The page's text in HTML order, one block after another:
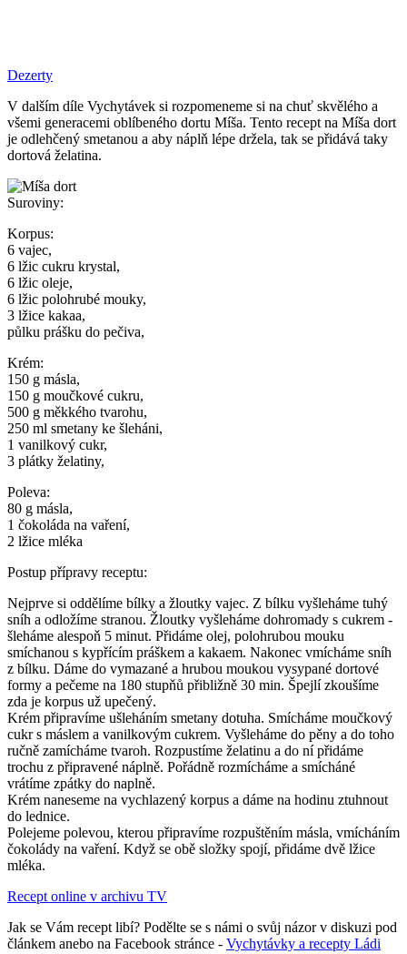
Dezerty
V dalším díle Vychytávek si rozpomeneme si na chuť skvělého a
všemi generacemi oblíbeného dortu Míša. Tento recept na Míša dort
je odlehčený smetanou a aby náplň lépe držela, tak se přidává taky
dortová želatina.
Suroviny:
Korpus:
6 vajec,
6 lžic cukru krystal,
6 lžic oleje,
6 lžic polohrubé mouky,
3 lžice kakaa,
půlku prášku do pečiva,
Krém:
150 g másla,
150 g moučkové cukru,
500 g měkkého tvarohu,
250 ml smetany ke šleháni,
1 vanilkový cukr,
3 plátky želatiny,
Poleva:
80 g másla,
1 čokoláda na vaření,
2 lžice mléka
Postup přípravy receptu:
Nejprve si oddělíme bílky a žloutky vajec. Z bílku vyšleháme tuhý
sníh a odložíme stranou. Žloutky vyšleháme dohromady s cukrem -
šleháme alespoň 5 minut. Přidáme olej, polohrubou mouku
smíchanou s kypřícím práškem a kakaem. Nakonec vmícháme sníh
z bílku. Dáme do vymazané a hrubou moukou vysypané dortové
formy a pečeme na 180 stupňů přibližně 30 min. Špejlí zkoušíme
zda je korpus už upečený.
Krém připravíme ušleháním smetany dotuha. Smícháme moučkový
cukr s máslem a vanilkovým cukrem. Vyšleháme do pěny a do toho
ručně zamícháme tvaroh. Rozpustíme želatinu a do ní přidáme
trochu z připravené náplně. Pořádně rozmícháme a smícháné
vrátíme zpátky do naplně.
Krém naneseme na vychlazený korpus a dáme na hodinu ztuhnout
do lednice.
Polejeme polevou, kterou připravíme rozpuštěním másla, vmícháním
čokolády na vaření. Když se obě složky spojí, přidáme dvě lžice
mléka.
Recept online v archivu TV
Jak se Vám recept libí? Podělte se s námi o svůj názor v diskuzi pod
článkem anebo na Facebook stránce - Vychytávky a recepty Ládi